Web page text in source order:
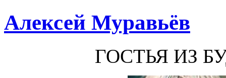
Алексей Муравьёв
ГОСТЬЯ ИЗ